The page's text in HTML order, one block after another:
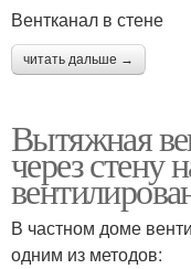
Вентканал в стене
читать дальше →
Вытяжная
через стену
В частном доме
одним из методов: